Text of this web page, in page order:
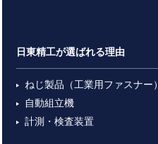
日東精工が選ばれる理由
ねじ製品（工業用ファスナー）
自動組立機
計測・検査装置